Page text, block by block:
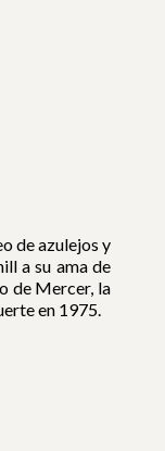
de azulejos y
a su ama de
de Mercer, la
en 1975.